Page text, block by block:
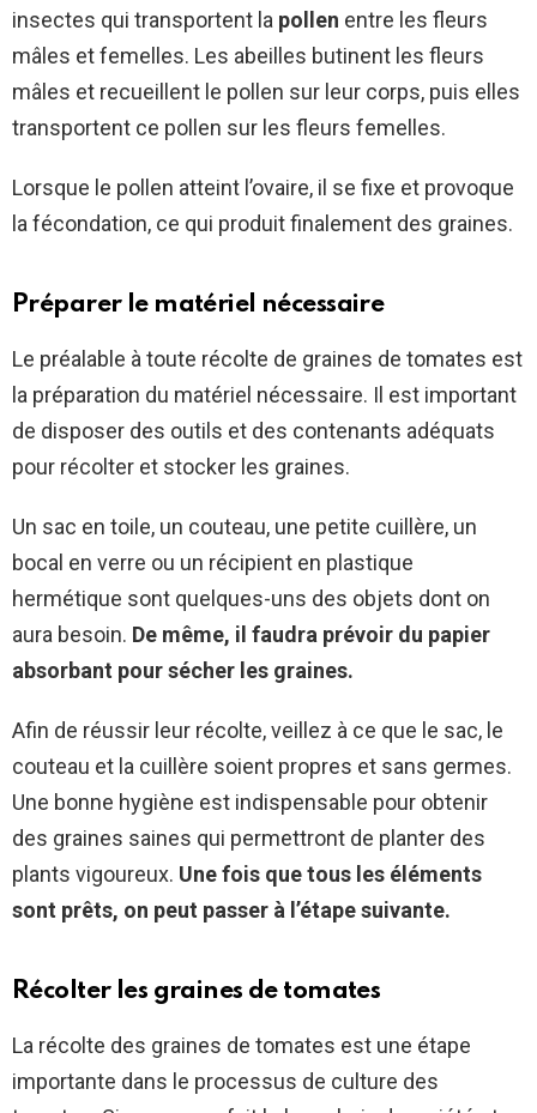
insectes qui transportent la pollen entre les fleurs
mâles et femelles. Les abeilles butinent les fleurs
mâles et recueillent le pollen sur leur corps, puis elles
transportent ce pollen sur les fleurs femelles.
Lorsque le pollen atteint l’ovaire, il se fixe et provoque
la fécondation, ce qui produit finalement des graines.
Préparer le matériel nécessaire
Le préalable à toute récolte de graines de tomates est
la préparation du matériel nécessaire. Il est important
de disposer des outils et des contenants adéquats
pour récolter et stocker les graines.
Un sac en toile, un couteau, une petite cuillère, un
bocal en verre ou un récipient en plastique
hermétique sont quelques-uns des objets dont on
aura besoin. De même, il faudra prévoir du papier
absorbant pour sécher les graines.
Afin de réussir leur récolte, veillez à ce que le sac, le
couteau et la cuillère soient propres et sans germes.
Une bonne hygiène est indispensable pour obtenir
des graines saines qui permettront de planter des
plants vigoureux. Une fois que tous les éléments
sont prêts, on peut passer à l’étape suivante.
Récolter les graines de tomates
La récolte des graines de tomates est une étape
importante dans le processus de culture des